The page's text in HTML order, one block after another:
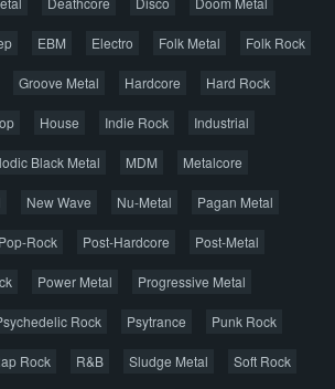
EBM Electro Folk Metal Folk Rock
Groove Metal Hardcore Hard Rock
House Indie Rock Industrial
Black Metal MDM Metalcore
New Wave Nu-Metal Pagan Metal
Pop-Rock Post-Hardcore Post-Metal
Power Metal Progressive Metal
Rock Psytrance Punk Rock
Rock R&B Sludge Metal Soft Rock
сайту
Карта сайта
Рэп Рок Шансон
выложен для ознакомления, после
копию.